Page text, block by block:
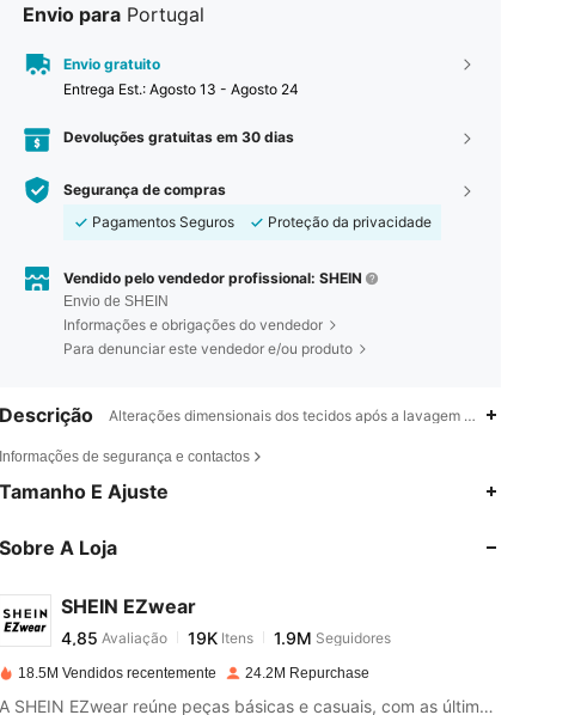
Envio para Portugal
Envio gratuito
Entrega Est.: Agosto 13 - Agosto 24
Devoluções gratuitas em 30 dias
Segurança de compras
Pagamentos Seguros
Proteção da privacidade
Vendido pelo vendedor profissional: SHEIN
Envio de SHEIN
Informações e obrigações do vendedor
Para denunciar este vendedor e/ou produto
Descrição Alterações dimensionais dos tecidos após a lavagem
Informações de segurança e contactos
Tamanho E Ajuste
Sobre A Loja
SHEIN EZwear
4,85
4,85 19K
i***4pago 1 dia atrás
18.5M Vendidos recentemente 24.2M Repurchase
A SHEIN EZwear reúne peças básicas e casuais, com as últimas tendências de moda.